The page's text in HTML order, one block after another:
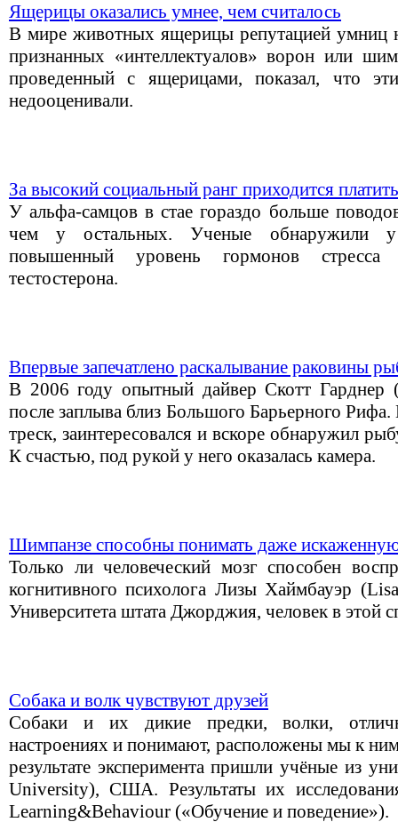
Ящерицы оказались умнее, чем считалось
В мире животных ящерицы репутацией умниц
признанных «интеллектуалов» ворон или
проведенный с ящерицами, показал, что
недооценивали.
За высокий социальный ранг приходится
У альфа-самцов в стае гораздо больше
чем у остальных. Ученые обнаружили у
повышенный уровень гормонов
тестостерона.
Впервые запечатлено раскалывание раковины
В 2006 году опытный дайвер Скотт Гарднер
после заплыва близ Большого Барьерного
треск, заинтересовался и вскоре обнаружил
К счастью, под рукой у него оказалась камера.
Шимпанзе способны понимать даже
Только ли человеческий мозг способен
когнитивного психолога Лизы Хаймбауэр
Университета штата Джорджия, человек в этой
Собака и волк чувствуют друзей
Собаки и их дикие предки, волки,
настроениях и понимают, расположены мы к
результате эксперимента пришли учёные из
University), США. Результаты их
Learning&Behaviour («Обучение и поведение»).